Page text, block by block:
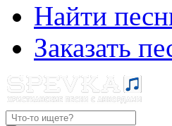
Найти
Заказать